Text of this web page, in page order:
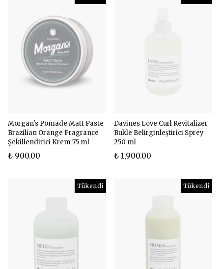
Morgan's Pomade Matt Paste
Brazilian Orange Fragrance
Şekillendirici Krem 75 ml
₺ 900.00
Davines Love Curl Revitalizer
Bukle Belirginleştirici Sprey
250 ml
₺ 1,900.00
Tükendi Tükendi